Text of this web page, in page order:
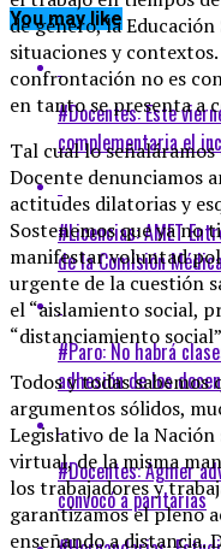
de género, la
situaciones y
confrontación no es
en tanto se presenta a
Tal cual lo
Docente denunciamos
actitudes dilatorias y
Sostenemos que ya no
manifestar voluntad
urgente de la cuestión
el “aislamiento social,
“distanciamiento
Todos y todas
argumentos sólidos,
Legislativo de la
virtual, de la misma
los trabajadores y
garantizamos el pleno
enseñando a distancia.
You may like
#Docentes: Este
complementaria el
#Licencias: AMET
de la Comisión
#Paro: No habrá
adhesión de los
#Docentes: Agmer
convocó a paritarias